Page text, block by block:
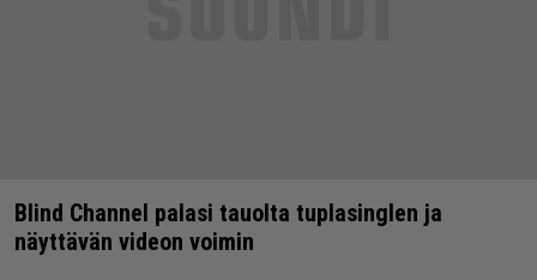
Blind Channel palasi tauolta tuplasinglen ja
näyttävän videon voimin